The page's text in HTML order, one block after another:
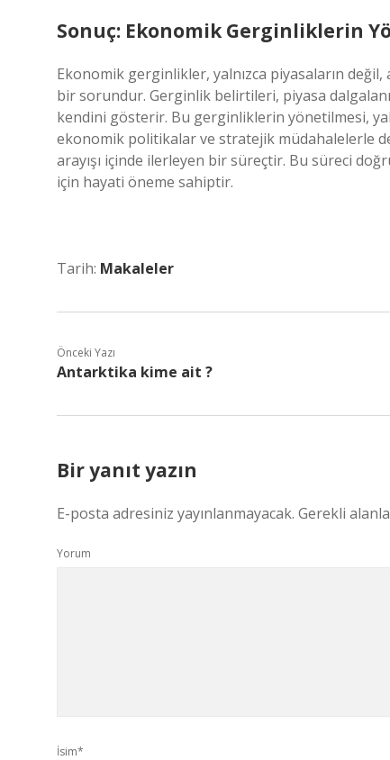
Sonuç: Ekonomik Gerginliklerin
Ekonomik gerginlikler, yalnızca piyasaların değil,
bir sorundur. Gerginlik belirtileri, piyasa
kendini gösterir. Bu gerginliklerin yönetilmesi,
ekonomik politikalar ve stratejik müdahalelerle
arayışı içinde ilerleyen bir süreçtir. Bu süreci
için hayati öneme sahiptir.
Tarih: Makaleler
Önceki Yazı
Antarktika kime ait ?
Bir yanıt yazın
E-posta adresiniz yayınlanmayacak. Gerekli
Yorum
İsim*